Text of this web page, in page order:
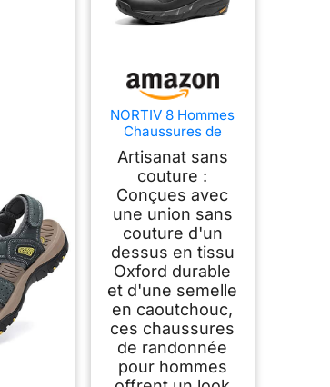
NORTIV 8 Hommes
Chaussures de
Randonnée
Imperméables,Noir,4
2
Artisanat sans
couture :
Conçues avec
une union sans
couture d'un
dessus en tissu
Oxford durable
et d'une semelle
en caoutchouc,
ces chaussures
de randonnée
pour hommes